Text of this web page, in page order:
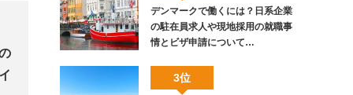
デンマークで働くには？日系企業
の駐在員求人や現地採用の就職事
情とビザ申請について…
3位